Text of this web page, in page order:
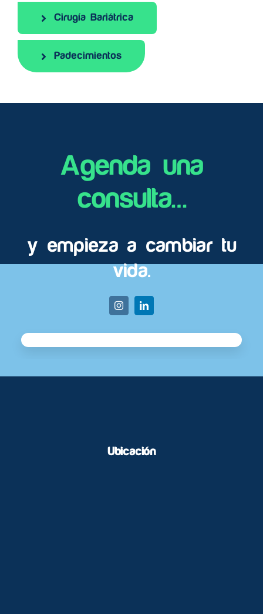
Cirugía Bariátrica
Padecimientos
Agenda una
consulta…
y empieza a cambiar tu
vida.
Ubicación